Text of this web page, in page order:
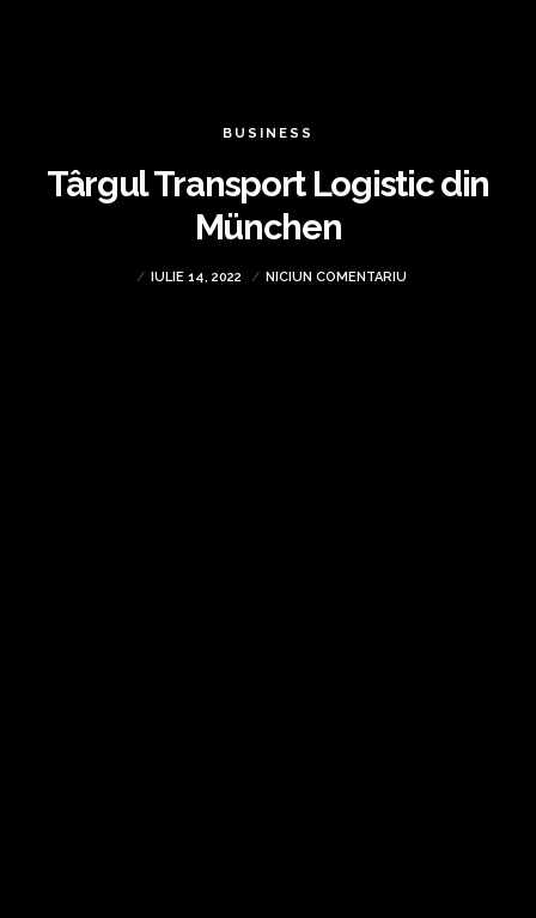
BUSINESS
Târgul Transport Logistic din
München
IULIE 14, 2022 NICIUN COMENTARIU